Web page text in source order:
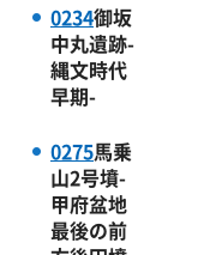
0234御坂
中丸遺跡-
縄文時代
早期-
0275馬乗
山2号墳-
甲府盆地
最後の前